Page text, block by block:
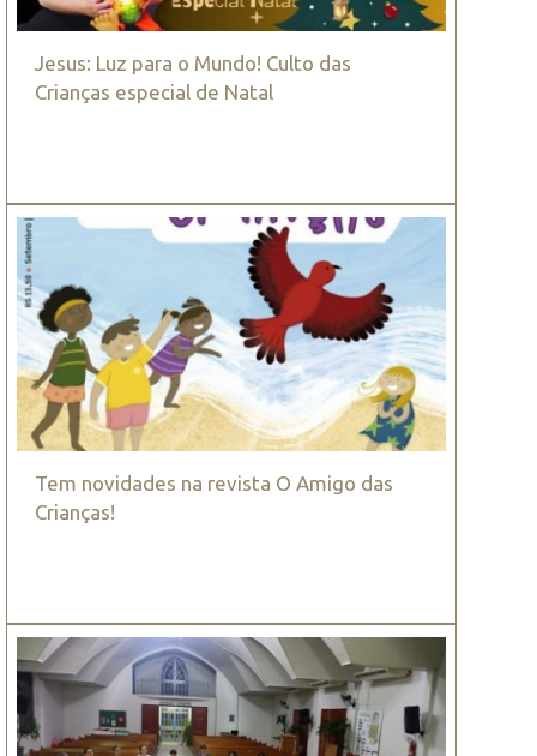
Jesus: Luz para o Mundo! Culto das
Crianças especial de Natal
Tem novidades na revista O Amigo das
Crianças!